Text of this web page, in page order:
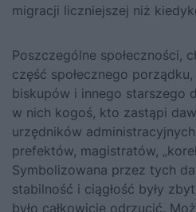
migracji liczniejszej niż
Poszczególne społeczności,
część społecznego
biskupów i innego starszego
w nich kogoś, kto zastąpi
urzędników
prefektów, magistratów,
Symbolizowana przez tych
stabilność i ciągłość były
było całkowicie odrzucić.